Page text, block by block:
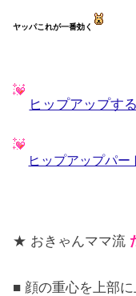
ヤッパこれが一番効く
ヒップアップす
ヒップアップパー
★ おきゃんママ流
■ 顔の重心を上部